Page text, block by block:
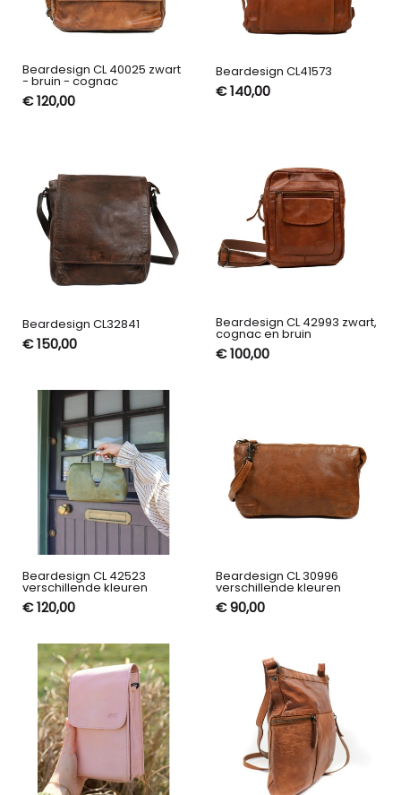
Beardesign CL 40025 zwart
- bruin - cognac
€ 120,00
Beardesign CL41573
€ 140,00
Beardesign CL32841
€ 150,00
Beardesign CL 42993 zwart,
cognac en bruin
€ 100,00
Beardesign CL 42523
verschillende kleuren
€ 120,00
Beardesign CL 30996
verschillende kleuren
€ 90,00